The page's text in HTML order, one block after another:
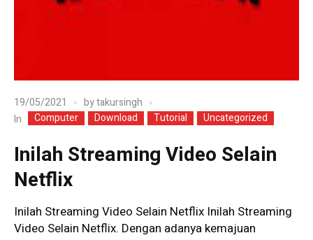
19/05/2021 bytakursingh
In
Computer Download Tutorial Uncategorized
Inilah Streaming Video Selain
Netflix
Inilah Streaming Video Selain Netflix Inilah Streaming
Video Selain Netflix. Dengan adanya kemajuan